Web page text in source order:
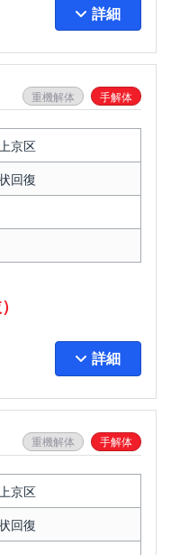
詳細
重機解体 手解体
京区
回復
詳細
重機解体 手解体
京区
回復